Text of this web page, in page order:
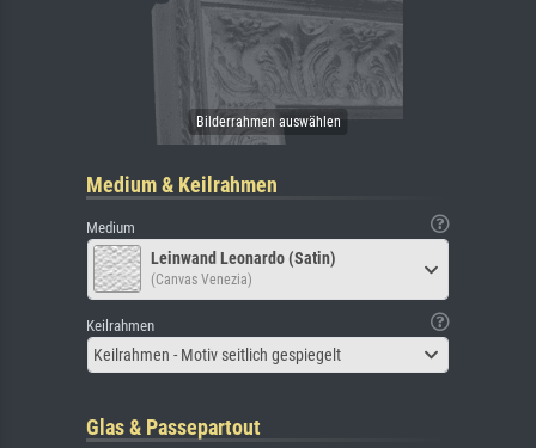
Medium & Keilrahmen
Medium
Leinwand Leonardo (Satin)
(Canvas Venezia)
Keilrahmen
Keilrahmen - Motiv seitlich gespiegelt
Glas & Passepartout